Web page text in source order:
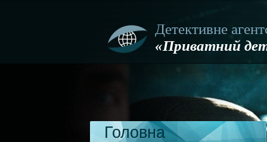
Детективне
«Приватний
Головна